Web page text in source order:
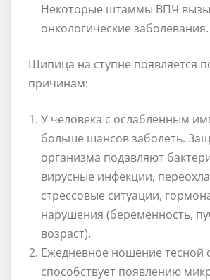
Некоторые штаммы ВПЧ
онкологические заболевания.
Шипица на ступне появляется
причинам:
У человека с ослабленным
больше шансов заболеть.
организма подавляют
вирусные инфекции,
стрессовые ситуации,
нарушения (беременность,
возраст).
Ежедневное ношение тесной
способствует появлению